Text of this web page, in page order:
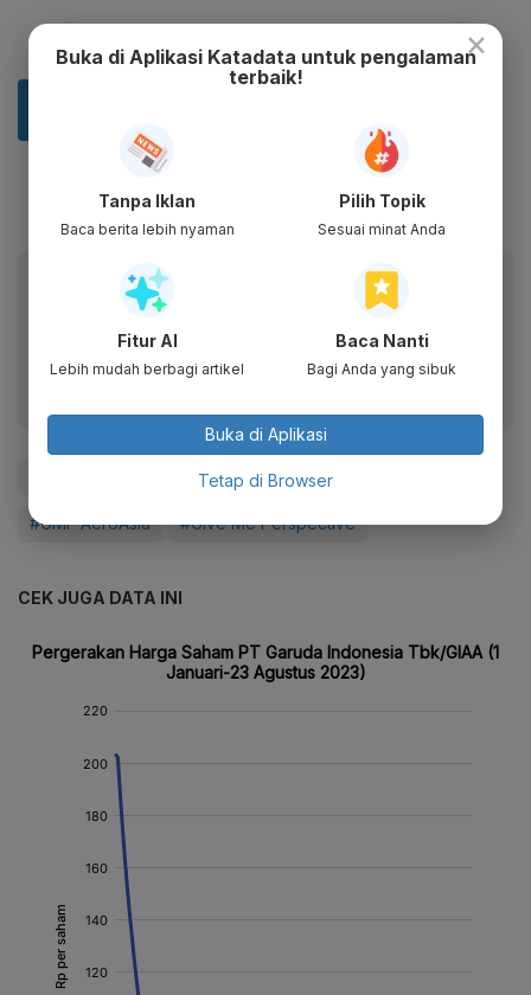
Baca artikel ini lewat aplikasi mobile.
Dapatkan pengalaman membaca lebih nyaman dan nikmati
fitur menarik lainnya lewat aplikasi mobile Katadata.
#Garuda Indonesia #Garuda
#GMF AeroAsia #Give Me Perspective
CEK JUGA DATA INI
×
Buka di Aplikasi Katadata untuk pengalaman
terbaik!
Tanpa Iklan
Baca berita lebih nyaman
Pilih Topik
Sesuai minat Anda
Fitur AI
Lebih mudah berbagi artikel
Baca Nanti
Bagi Anda yang sibuk
Buka di Aplikasi
Tetap di Browser